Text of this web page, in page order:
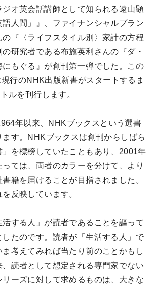
ジオ英会話講師として知られる遠山顕
語人間」』、ファイナンシャルプラン
『〈ライフスタイル別〉家計の方程
研究者である布施英利さんの『ダ・
にもぐる』が創刊第一弾でした。この
行のNHK出版新書がスタートするま
ルを刊行します。
年以来、NHKブックスという選書
す。NHKブックスは創刊からしばら
」を標榜していたこともあり、2001年
ては、両者のカラーを分けて、より
籍を届けることが目指されました。
反映しています。
する人」が読者であることを謳って
したのです。読者が「生活する人」で
考えてみれば当たり前のことかもし
読者として想定される専門家でない
リーズに対して求めるものは、大きな